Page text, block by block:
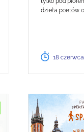
dzieła poetów
18